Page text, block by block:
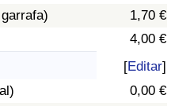
1,70 €
4,00 €
[Editar]
0,00 €